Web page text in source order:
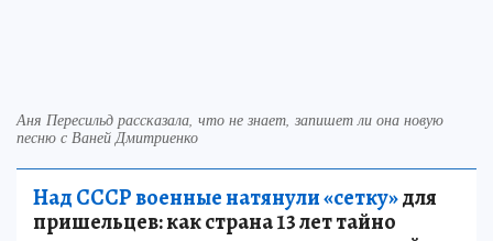
Аня Пересильд рассказала, что не знает, запишет ли она новую
песню с Ваней Дмитриенко
Над СССР военные натянули «сетку»для
пришельцев: как страна 13 лет тайно